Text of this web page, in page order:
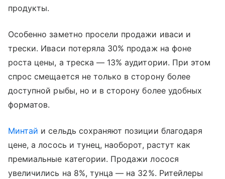
продукты.
Особенно заметно просели продажи иваси и
трески. Иваси потеряла 30% продаж на фоне
роста цены, а треска — 13% аудитории. При этом
спрос смещается не только в сторону более
доступной рыбы, но и в сторону более удобных
форматов.
Минтай и сельдь сохраняют позиции благодаря
цене, а лосось и тунец, наоборот, растут как
премиальные категории. Продажи лосося
увеличились на 8%, тунца — на 32%. Ритейлеры